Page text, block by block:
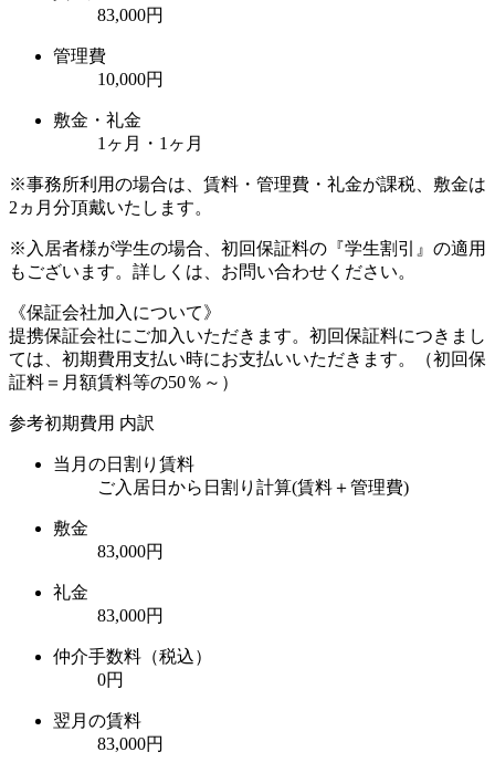
83,000円
管理費
10,000円
敷金・礼金
1ヶ月・1ヶ月
※事務所利用の場合は、賃料・管理費・礼金が課税、敷金は
2ヵ月分頂戴いたします。
※入居者様が学生の場合、初回保証料の『学生割引』の適用
もございます。詳しくは、お問い合わせください。
《保証会社加入について》
提携保証会社にご加入いただきます。初回保証料につきまし
ては、初期費用支払い時にお支払いいただきます。（初回保
証料＝月額賃料等の50％～）
参考初期費用 内訳
当月の日割り賃料
ご入居日から日割り計算(賃料＋管理費)
敷金
83,000円
礼金
83,000円
仲介手数料（税込）
0円
翌月の賃料
83,000円